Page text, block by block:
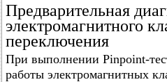
Предварительная
электромагнитного
переключения
При выполнении Pinpoint-
работы электромагнитных